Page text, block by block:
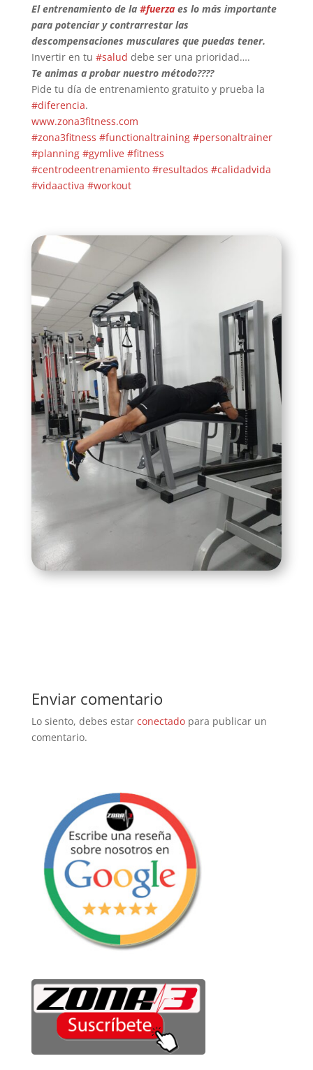
El entrenamiento de la #fuerzaes lo más importante
para potenciar y contrarrestar las
descompensaciones musculares que puedas tener.
Invertir en tu #salud debe ser una prioridad….
Te animas a probar nuestro método????
Pide tu día de entrenamiento gratuito y prueba la
#diferencia.
www.zona3fitness.com
#zona3fitness #functionaltraining #personaltrainer
#planning #gymlive #fitness
#centrodeentrenamiento #resultados #calidadvida
#vidaactiva #workout
Enviar comentario
Lo siento, debes estar conectadopara publicar un
comentario.